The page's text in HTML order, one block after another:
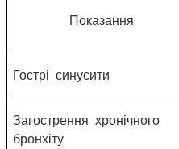
Показання
Гострі синусити
Загострення хронічного
бронхіту